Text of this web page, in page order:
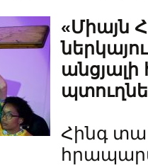
«Միայն
անցյալի
Հինգ